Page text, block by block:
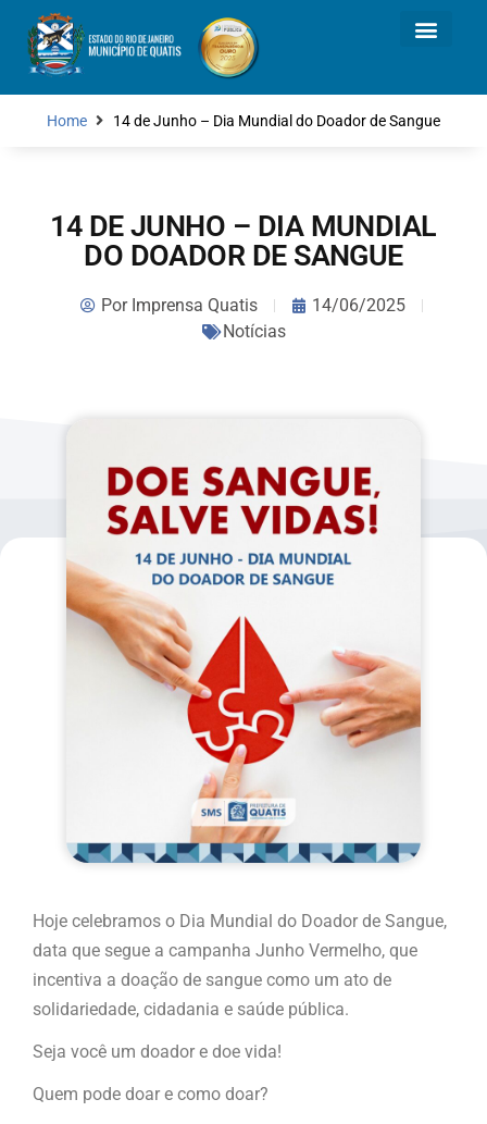
Home 14 de Junho – Dia Mundial do Doador de Sangue
14 DE JUNHO – DIA MUNDIAL
DO DOADOR DE SANGUE
PorImprensa Quatis
14/06/2025
Notícias
Hoje celebramos o Dia Mundial do Doador de Sangue,
data que segue a campanha Junho Vermelho, que
incentiva a doação de sangue como um ato de
solidariedade, cidadania e saúde pública.
Seja você um doador e doe vida!
Quem pode doar e como doar?